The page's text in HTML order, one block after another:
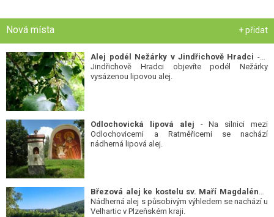
Nová místa + přidat
Alej podél Nežárky v Jindřichově Hradci - V
Jindřichově Hradci objevíte podél Nežárky
vysázenou lipovou alej.
Odlochovická lipová alej - Na silnici mezi
Odlochovicemi a Ratměřicemi se nachází
nádherná lipová alej.
Březová alej ke kostelu sv. Maří Magdalény-
Nádherná alej s působivým výhledem se nachází u
Velhartic v Plzeňském kraji.